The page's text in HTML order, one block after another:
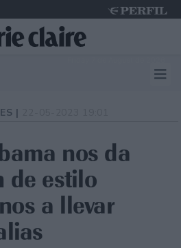
|
nos da
de estilo
a llevar